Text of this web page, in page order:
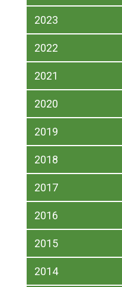
2023
2022
2021
2020
2019
2018
2017
2016
2015
2014